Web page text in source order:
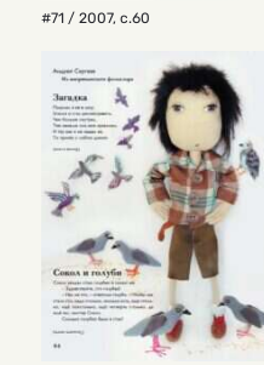
#71 / 2007, с.60